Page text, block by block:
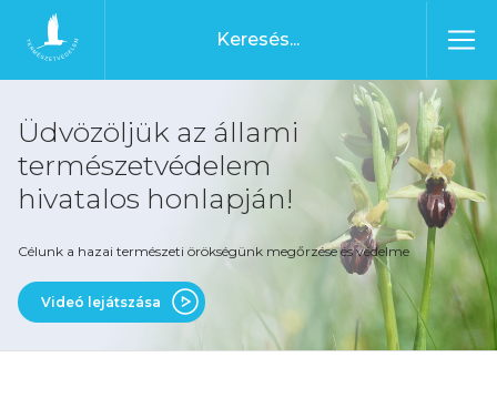
Ugrás a tartalomhoz
Főoldal
Üdvözöljük az állami
természetvédelem
hivatalos honlapján!
Célunk a hazai természeti örökségünk megőrzése és védelme
Videó lejátszása